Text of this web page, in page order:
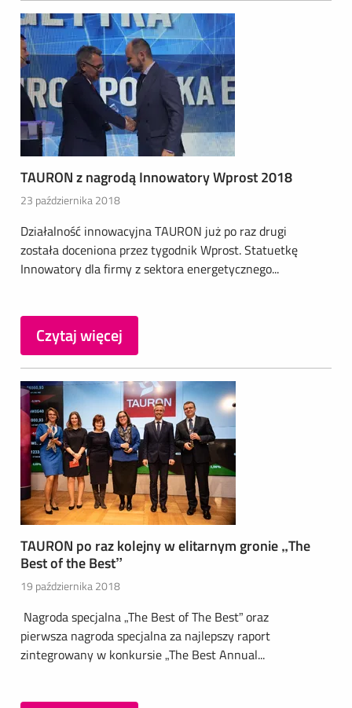
TAURON z nagrodą Innowatory Wprost 2018
23 października 2018
Działalność innowacyjna TAURON już po raz drugi
została doceniona przez tygodnik Wprost. Statuetkę
Innowatory dla firmy z sektora energetycznego...
Czytaj więcej
TAURON po raz kolejny w elitarnym gronie „The
Best of the Best”
19 października 2018
Nagroda specjalna „The Best of The Best” oraz
pierwsza nagroda specjalna za najlepszy raport
zintegrowany w konkursie „The Best Annual...